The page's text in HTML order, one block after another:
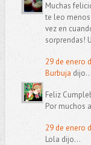
Muchas
te leo
vez en
sorprendas!
29 de enero
Burbuja dijo...
Feliz
Por muchos
29 de enero
Lola dijo...